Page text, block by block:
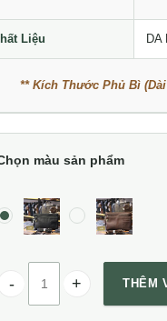
Liệu DA
** Kích Thước Phủ Bì
màu sản phẩm
Túi cầm tay da bò cho
THÊM